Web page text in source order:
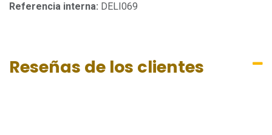
Referencia interna: DELI069
Reseñas de los clientes